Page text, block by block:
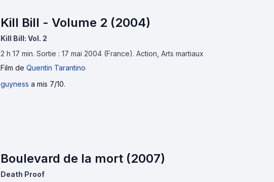
Kill Bill - Volume 2 (2004)
Kill Bill: Vol. 2
2 h 17 min. Sortie : 17 mai 2004 (France). Action, Arts martiaux
Film de Quentin Tarantino
guyness a mis 7/10.
Boulevard de la mort (2007)
Death Proof